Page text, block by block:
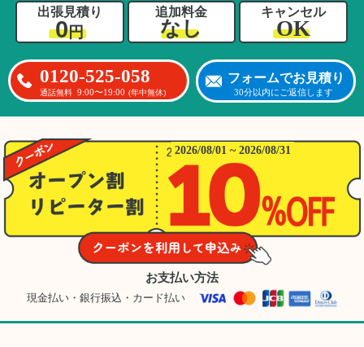
れたことをスタッフ一同嬉しく思います。
出張見積り
0円
追加料金
なし
キャンセル
OK
0120-525-058
通話無料 9:00〜19:00 (年中無休)
フォームでお見積り
30分以内にご返信します
2026/08/01 ~ 2026/08/31
お支払い方法
現金払い・銀行振込・カード払い